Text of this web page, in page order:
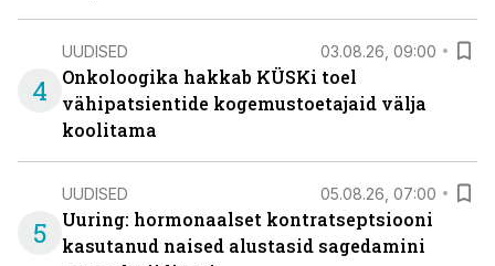
4
UUDISED 03.08.26, 09:00
Onkoloogika hakkab KÜSKi toel
vähipatsientide kogemustoetajaid välja
koolitama
5
UUDISED 05.08.26, 07:00
Uuring: hormonaalset kontratseptsiooni
kasutanud naised alustasid sagedamini